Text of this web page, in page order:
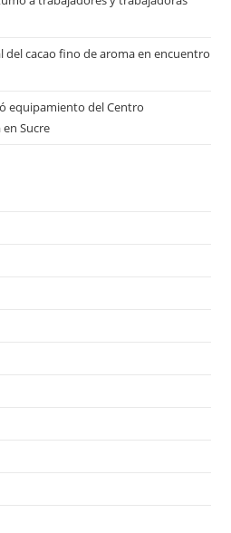
del cacao fino de aroma en encuentro
equipamiento del Centro
Sucre